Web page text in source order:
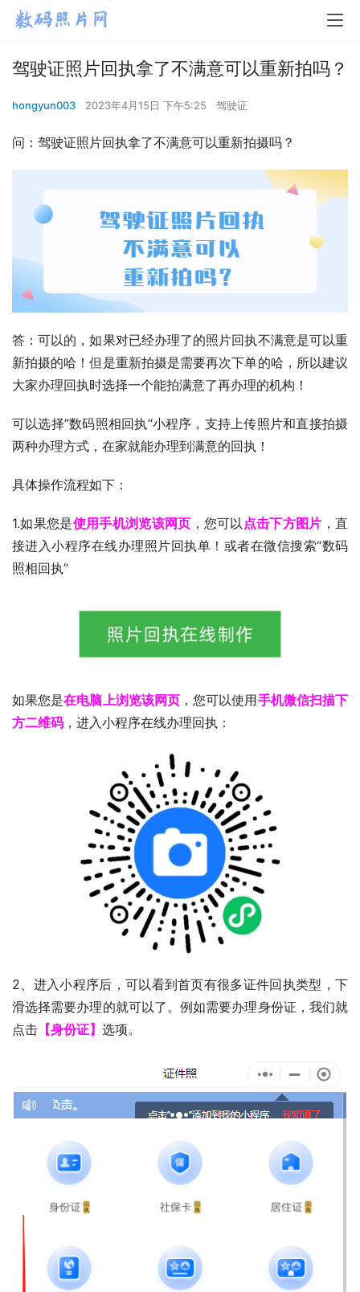
驾驶证照片回执拿了不满意可以重新拍吗？
hongyun003 2023年4月15日 下午5:25 驾驶证
问：驾驶证照片回执拿了不满意可以重新拍摄吗？
答：可以的，如果对已经办理了的照片回执不满意是可以重
新拍摄的哈！但是重新拍摄是需要再次下单的哈，所以建议
大家办理回执时选择一个能拍满意了再办理的机构！
可以选择”数码照相回执“小程序，支持上传照片和直接拍摄
两种办理方式，在家就能办理到满意的回执！
具体操作流程如下：
1.如果您是使用手机浏览该网页 ，您可以 点击下方图片 ，直
接进入小程序在线办理照片回执单！或者在微信搜索“数码
照相回执”
如果您是在电脑上浏览该网页 ，您可以使用手机微信扫描下
方二维码 ，进入小程序在线办理回执：
2、进入小程序后，可以看到首页有很多证件回执类型，下
滑选择需要办理的就可以了。例如需要办理身份证，我们就
点击 【身份证】 选项。